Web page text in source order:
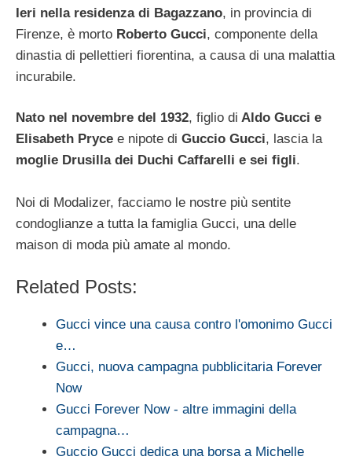
Ieri nella residenza di Bagazzano, in provincia di
Firenze, è morto Roberto Gucci, componente della
dinastia di pellettieri fiorentina, a causa di una malattia
incurabile.
Nato nel novembre del 1932, figlio di Aldo Gucci e
Elisabeth Pryce e nipote di Guccio Gucci, lascia la
moglie Drusilla dei Duchi Caffarelli e sei figli.
Noi di Modalizer, facciamo le nostre più sentite
condoglianze a tutta la famiglia Gucci, una delle
maison di moda più amate al mondo.
Related Posts:
Gucci vince una causa contro l'omonimo Gucci
e…
Gucci, nuova campagna pubblicitaria Forever
Now
Gucci Forever Now - altre immagini della
campagna…
Guccio Gucci dedica una borsa a Michelle